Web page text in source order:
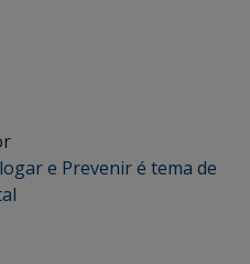
e Prevenir é tema de